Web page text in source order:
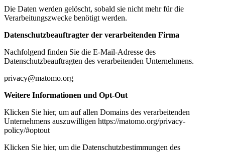
Die Daten werden gelöscht, sobald sie nicht mehr für die
Verarbeitungszwecke benötigt werden.
Datenschutzbeauftragter der verarbeitenden Firma
Nachfolgend finden Sie die E-Mail-Adresse des
Datenschutzbeauftragten des verarbeitenden Unternehmens.
privacy@matomo.org
Weitere Informationen und Opt-Out
Klicken Sie hier, um auf allen Domains des verarbeitenden
Unternehmens auszuwilligen https://matomo.org/privacy-
policy/#optout
Klicken Sie hier, um die Datenschutzbestimmungen des